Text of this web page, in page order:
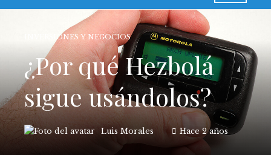
INVERSIONES Y NEGOCIOS
¿Por qué Hezbolá
sigue usándolos?
Luis Morales Hace 2 años